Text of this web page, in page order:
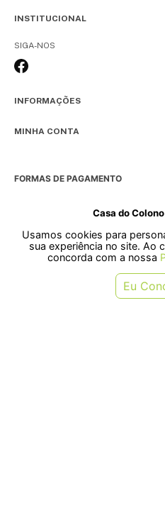
Casa do
Usamos cookies para
sua experiência no site. Ao
concorda com a nossa
Eu
INSTITUCIONAL
SIGA-NOS
INFORMAÇÕES
MINHA CONTA
FORMAS DE PAGAMENTO
SELOS
Rua Pre. Frederico Hardt, 119 -